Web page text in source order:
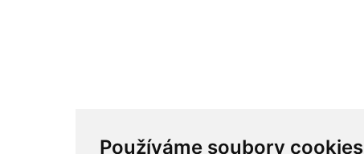
Používáme soubory cookies